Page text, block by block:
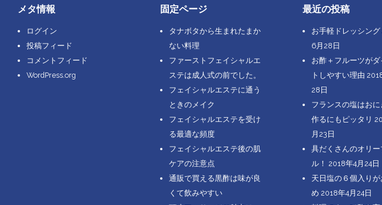
メタ情報
ログイン
投稿フィード
コメントフィード
WordPress.org
固定ページ
タナボタから生まれたまか
ない料理
ファーストフェイシャルエ
ステは成人式の前でした。
フェイシャルエステに通う
ときのメイク
フェイシャルエステを受け
る最適な頻度
フェイシャルエステ後の肌
ケアの注意点
通販で買える黒酢は味が良
くて飲みやすい
最近の投稿
お手軽ドレッシング
6月28日
お酢＋フルーツがダ
トしやすい理由
28日
フランスの塩はおに
作るにもピッタリ
月23日
具だくさんのオリー
ル！ 2018年4月24日
天日塩の６個入りが
め 2018年4月24日